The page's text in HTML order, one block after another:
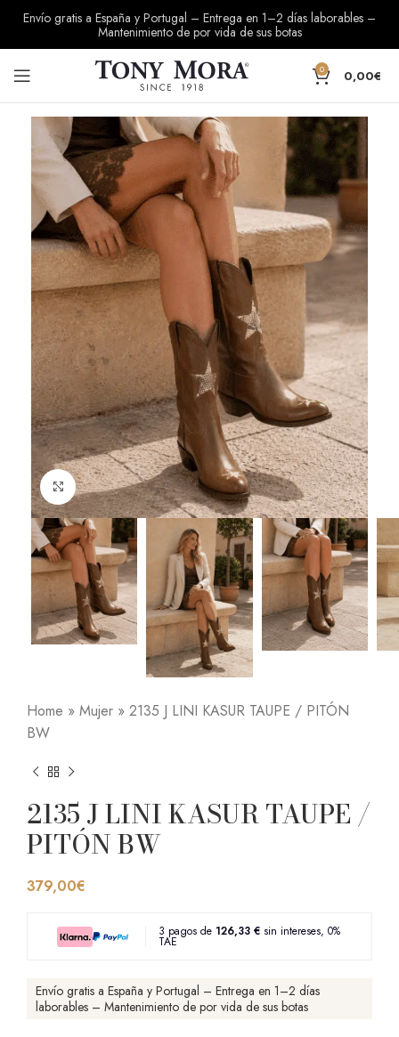
Envío gratis a España y Portugal – Entrega en 1–2 días laborables –
Mantenimiento de por vida de sus botas
0 0,00€
Click to enlarge
Home » Mujer » 2135 J LINI KASUR TAUPE / PITÓN
BW
2135 J LINI KASUR TAUPE /
PITÓN BW
379,00€
3 pagos de 126,33 €sin intereses, 0%
TAE
Envío gratis a España y Portugal – Entrega en 1–2 días
laborables – Mantenimiento de por vida de sus botas